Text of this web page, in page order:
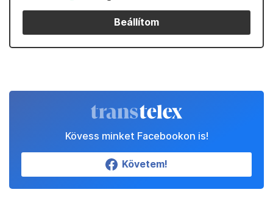
Beállítom
Kövess minket Facebookon is!
Követem!